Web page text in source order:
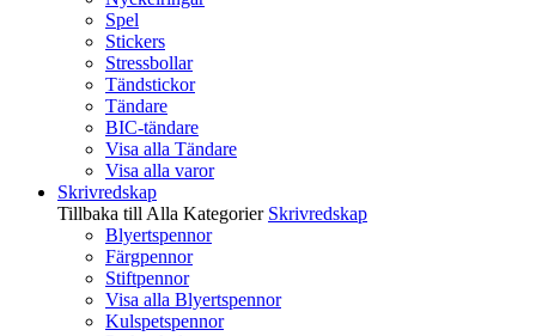
Spel
Stickers
Stressbollar
Tändstickor
Tändare
BIC-tändare
Visa alla Tändare
Visa alla varor
Skrivredskap
Tillbaka till Alla Kategorier Skrivredskap
Blyertspennor
Färgpennor
Stiftpennor
Visa alla Blyertspennor
Kulspetspennor